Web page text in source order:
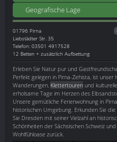
Geografische Lage
01796 Pirna
Liebstädter Str. 35
Telefon: 03501 4917528
12 Betten + zusätzlich Aufbettung
Erleben Sie Natur pur und
Perfekt gelegen in Pirna-Zehista, ist
Wanderungen, Klettertouren und
erholsame Tage im Herzen des
Unsere gemütliche Ferienwohnung in
historischen Umgebung. Erkunden Sie
Sie Dresden mit seiner Vielzahl an
Schönheiten der Sächsischen Schweiz
Wohlfühloase zurück.